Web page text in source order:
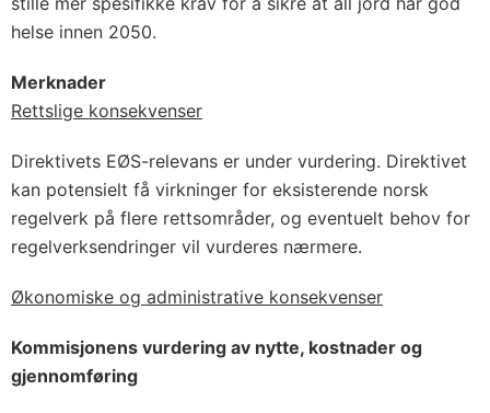
helse innen 2050.
Merknader
Rettslige konsekvenser
Direktivets EØS-relevans er under vurdering. Direktivet
kan potensielt få virkninger for eksisterende norsk
regelverk på flere rettsområder, og eventuelt behov for
regelverksendringer vil vurderes nærmere.
Økonomiske og administrative konsekvenser
Kommisjonens vurdering av nytte, kostnader og
gjennomføring